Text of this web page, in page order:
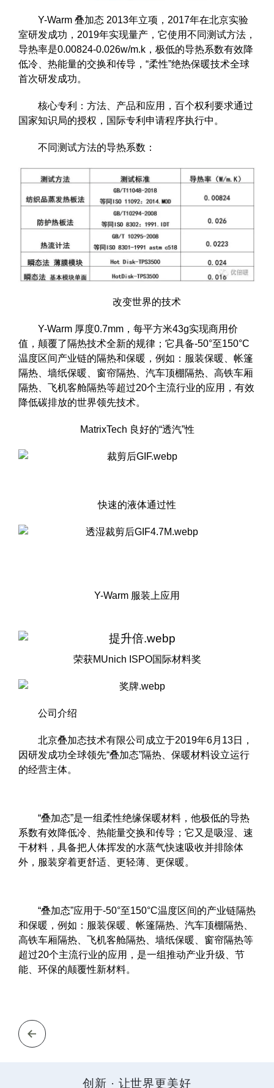
Y-Warm 叠加态 2013年立项，2017年在北京实验
室研发成功，2019年实现量产，它使用不同测试方法，
导热率是0.00824-0.026w/m.k，极低的导热系数有效降
低冷、热能量的交换和传导，“柔性”绝热保暖技术全球
首次研发成功。
核心专利：方法、产品和应用，百个权利要求通过
国家知识局的授权，国际专利申请程序执行中。
不同测试方法的导热系数：
改变世界的技术
Y-Warm 厚度0.7mm，每平方米43g实现商用价
值，颠覆了隔热技术全新的规律；它具备-50°至150°C
温度区间产业链的隔热和保暖，例如：服装保暖、帐篷
隔热、墙纸保暖、窗帘隔热、汽车顶棚隔热、高铁车厢
隔热、飞机客舱隔热等超过20个主流行业的应用，有效
降低碳排放的世界领先技术。
MatrixTech 良好的“透汽”性
快速的液体通过性
Y-Warm 服装上应用
荣获MUnich ISPO国际材料奖
公司介绍
北京叠加态技术有限公司成立于2019年6月13日，
因研发成功全球领先“叠加态”隔热、保暖材料设立运行
的经营主体。
“叠加态”是一组柔性绝缘保暖材料，他极低的导热
系数有效降低冷、热能量交换和传导；它又是吸湿、速
干材料，具备把人体挥发的水蒸气快速吸收并排除体
外，服装穿着更舒适、更轻薄、更保暖。
“叠加态”应用于-50°至150°C温度区间的产业链隔热
和保暖，例如：服装保暖、帐篷隔热、汽车顶棚隔热、
高铁车厢隔热、飞机客舱隔热、墙纸保暖、窗帘隔热等
超过20个主流行业的应用，是一组推动产业升级、节
能、环保的颠覆性新材料。
创新 · 让世界更美好